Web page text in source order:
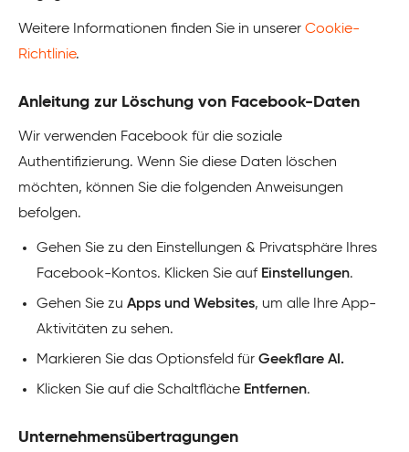
Weitere Informationen finden Sie in unserer Cookie-
Richtlinie.
Anleitung zur Löschung von Facebook-Daten
Wir verwenden Facebook für die soziale
Authentifizierung. Wenn Sie diese Daten löschen
möchten, können Sie die folgenden Anweisungen
befolgen.
Gehen Sie zu den Einstellungen & Privatsphäre Ihres
Facebook-Kontos. Klicken Sie auf Einstellungen.
Gehen Sie zu Apps und Websites, um alle Ihre App-
Aktivitäten zu sehen.
Markieren Sie das Optionsfeld für Geekflare AI.
Klicken Sie auf die Schaltfläche Entfernen.
Unternehmensübertragungen